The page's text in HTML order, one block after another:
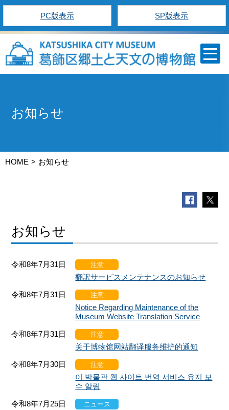
PC版表示 SP版表示
お知らせ
HOME お知らせ
お知らせ
令和8年7月31日 注意
翻訳サービスメンテナンスのお知らせ
令和8年7月31日
注意
Notice Regarding Maintenance of the
Museum Website Translation Service
令和8年7月31日
注意
关于博物馆网站翻译服务维护的通知
令和8年7月30日
注意
이 박물관 웹 사이트 번역 서비스 유지 보
수 알림
令和8年7月25日
ニュース